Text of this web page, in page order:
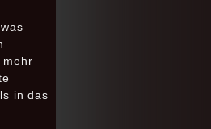
mehr
in das